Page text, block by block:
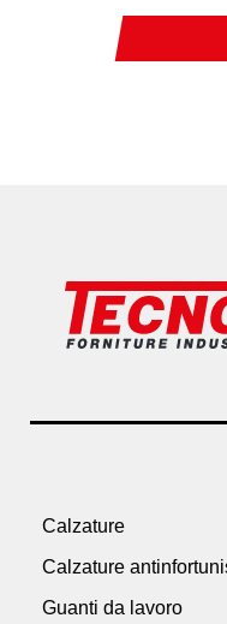
Calzature
Calzature
Guanti da lavoro